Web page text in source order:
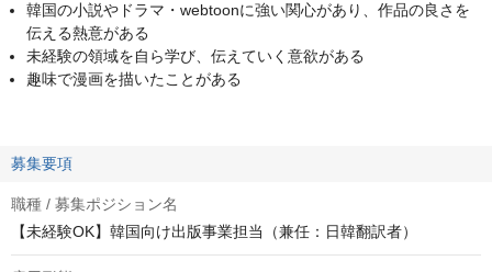
韓国の小説やドラマ・webtoonに強い関心があり、作品の良さを
伝える熱意がある
未経験の領域を自ら学び、伝えていく意欲がある
趣味で漫画を描いたことがある
募集要項
職種 / 募集ポジション名
【未経験OK】韓国向け出版事業担当（兼任：日韓翻訳者）